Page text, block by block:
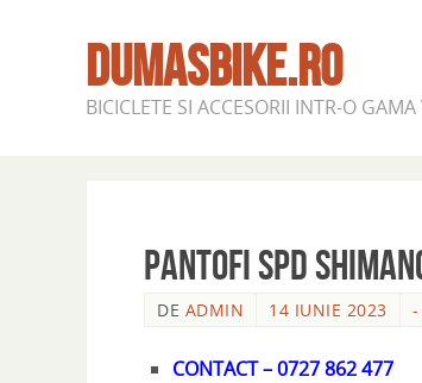
DUMASBIKE.RO
BICICLETE SI ACCESORII INTR-O
PANTOFI SPD
DE ADMIN 14 IUNIE 2023 -
CONTACT – 0727 862 477